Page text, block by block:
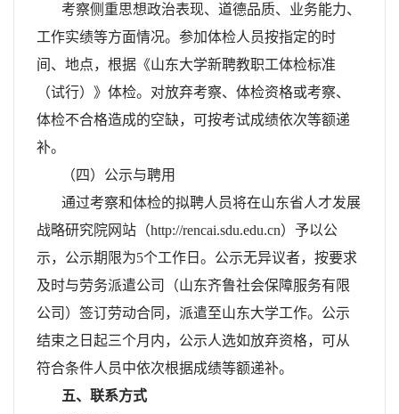
考察侧重思想政治表现、道德品质、业务能力、
工作实绩等方面情况。参加体检人员按指定的时
间、地点，根据《山东大学新聘教职工体检标准
（试行）》体检。对放弃考察、体检资格或考察、
体检不合格造成的空缺，可按考试成绩依次等额递
补。
（四）公示与聘用
通过考察和体检的拟聘人员将在山东省人才发展
战略研究院网站（http://rencai.sdu.edu.cn）予以公
示，公示期限为5个工作日。公示无异议者，按要求
及时与劳务派遣公司（山东齐鲁社会保障服务有限
公司）签订劳动合同，派遣至山东大学工作。公示
结束之日起三个月内，公示人选如放弃资格，可从
符合条件人员中依次根据成绩等额递补。
五、联系方式